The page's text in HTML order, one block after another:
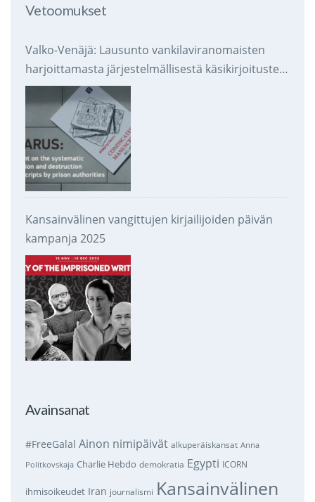
Vetoomukset
Valko-Venäjä: Lausunto vankilaviranomaisten
harjoittamasta järjestelmällisestä käsikirjoitusten
takavarikoinnista ja tuhoamisesta
Kansainvälinen vangittujen kirjailijoiden päivän
kampanja 2025
Avainsanat
#FreeGalal Ainon nimipäivät alkuperäiskansat Anna
Politkovskaja Charlie Hebdo demokratia Egypti ICORN
ihmisoikeudet Iran journalismi Kansainvälinen